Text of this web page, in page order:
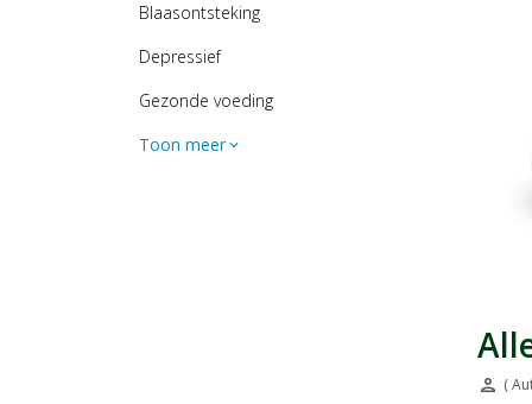
Blaasontsteking
Depressief
Gezonde voeding
Toon meerexpand_more
person
Door:
(